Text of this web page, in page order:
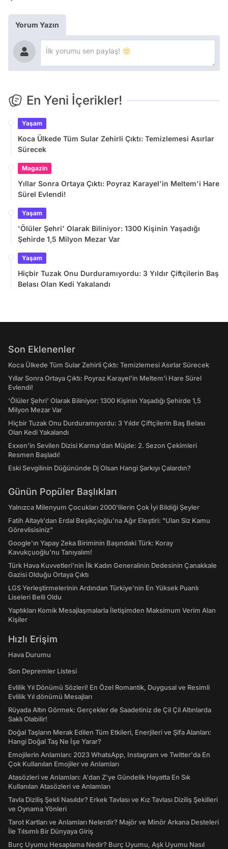
Yorum Yazın
En Yeni İçerikler!
Yaşam
Koca Ülkede Tüm Sular Zehirli Çıktı: Temizlemesi Asırlar
Sürecek
Magazin
Yıllar Sonra Ortaya Çıktı: Poyraz Karayel'in Meltem'i Hare
Sürel Evlendi!
Yaşam
'Ölüler Şehri' Olarak Biliniyor: 1300 Kişinin Yaşadığı
Şehirde 1,5 Milyon Mezar Var
Yaşam
Hiçbir Tuzak Onu Durduramıyordu: 3 Yıldır Çiftçilerin Baş
Belası Olan Kedi Yakalandı
Son Eklenenler
Koca Ülkede Tüm Sular Zehirli Çıktı: Temizlemesi Asırlar Sürecek
Yıllar Sonra Ortaya Çıktı: Poyraz Karayel'in Meltem'i Hare Sürel
Evlendi!
'Ölüler Şehri' Olarak Biliniyor: 1300 Kişinin Yaşadığı Şehirde 1,5
Milyon Mezar Var
Hiçbir Tuzak Onu Durduramıyordu: 3 Yıldır Çiftçilerin Baş Belası
Olan Kedi Yakalandı
Exxen'in Sevilen Dizisi Karma'dan Müjde: 2. Sezon Çekimleri
Resmen Başladı!
Eski Sevgilinin Düğününde Dj Olsan Hangi Şarkıyı Çalardın?
Günün Popüler Başlıkları
Yalnızca Milenyum Çocukları 2000'lilerin Çok İyi Bildiği Şeyler
Fatih Altaylı'dan Erdal Beşikçioğlu'na Ağır Eleştiri: "Ulan Siz Kamu
Görevlisisiniz"
Google'ın Yapay Zeka Biriminin Başındaki Türk: Koray
Kavukçuoğlu'nu Tanıyalım!
Türk Hava Kuvvetleri'nin İlk Kadın Generalinin Dedesinin Çanakkale
Gazisi Olduğu Ortaya Çıktı
LGS Yerleştirmelerinin Ardından Türkiye'nin En Yüksek Puanlı
Liseleri Belli Oldu
Yaptıkları Komik Mesajlaşmalarla İletişimden Maksimum Verim Alan
Kişiler
Hızlı Erişim
Hava Durumu
Son Depremler Listesi
Evlilik Yıl Dönümü Sözleri! En Özel Romantik, Duygusal ve Resimli
Evlilik Yıl dönümü Mesajları
Rüyada Altın Görmek: Gerçekler de Saadetiniz de Çil Çil Altınlarda
Saklı Olabilir!
Doğal Taşların Merak Edilen Tüm Etkileri, Enerjileri ve Şifa Alanları:
Hangi Doğal Taş Ne İşe Yarar?
Emojilerin Anlamları: 2023 WhatsApp, Instagram ve Twitter'da En
Çok Kullanılan Emojiler ve Anlamları
Atasözleri ve Anlamları: A'dan Z'ye Gündelik Hayatta En Sık
Kullanılan Atasözleri ve Anlamları
Tavla Diziliş Şekli Nasıldır? Erkek Tavlası ve Kız Tavlası Diziliş Şekilleri
ve Oynama Yönleri
Tarot Kartları ve Anlamları Nelerdir? Majör ve Minör Arkana Desteleri
İle Tılsımlı Bir Dünyaya Giriş
Burç Uyumu Hesaplama Nedir? Burç Uyumu, Aşk Uyumu Nasıl